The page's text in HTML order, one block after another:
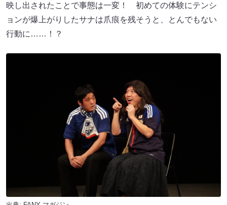
映し出されたことで事態は一変！ 初めての体験にテンシ
ョンが爆上がりしたサナは爪痕を残そうと、とんでもない
行動に……！？